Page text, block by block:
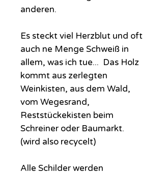
anderen.
Es steckt viel Herzblut und oft
auch ne Menge Schweiß in
allem, was ich tue... Das Holz
kommt aus zerlegten
Weinkisten, aus dem Wald,
vom Wegesrand,
Reststückekisten beim
Schreiner oder Baumarkt.
(wird also recycelt)
Alle Schilder werden